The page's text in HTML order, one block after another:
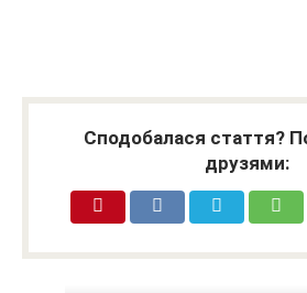
Сподобалася стаття?
друзями: